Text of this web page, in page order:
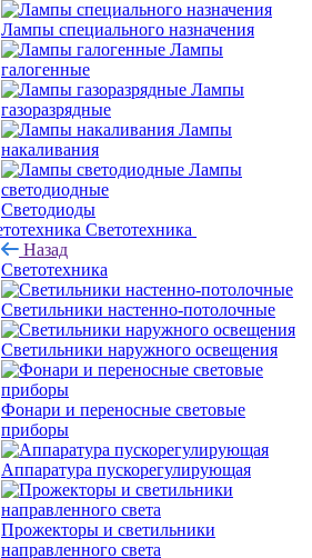
Лампы специального назначения
Лампы
галогенные
Лампы
газоразрядные
Лампы
накаливания
Лампы
светодиодные
Светодиоды
Светотехника
Назад
Светотехника
Светильники настенно-потолочные
Светильники наружного освещения
Фонари и переносные световые
приборы
Аппаратура пускорегулирующая
Прожекторы и светильники
направленного света